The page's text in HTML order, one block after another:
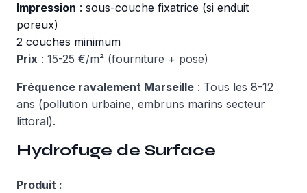
Impression : sous-couche fixatrice (si enduit
poreux)
2 couches minimum
Prix : 15-25 €/m² (fourniture + pose)
Fréquence ravalement Marseille : Tous les 8-12
ans (pollution urbaine, embruns marins secteur
littoral).
Hydrofuge de Surface
Produit :